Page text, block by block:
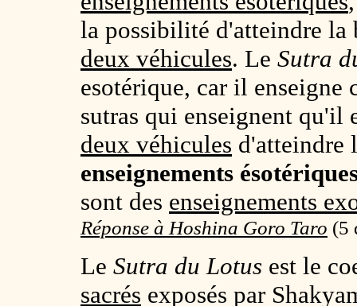
la possibilité d'atteindre la
deux véhicules. Le Sutra
esotérique, car il
sutras qui enseignent qu'il
deux véhicules d'atteindre
enseignements
sont des enseignements
Réponse à Hoshina Goro Taro (5
Le Sutra du Lotus est le
sacrés exposés par